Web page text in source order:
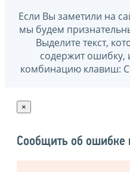
Если Вы заметили на
мы будем
Выделите текст,
содержит ошибку,
комбинацию клавиш:
×
Сообщить об ошибке